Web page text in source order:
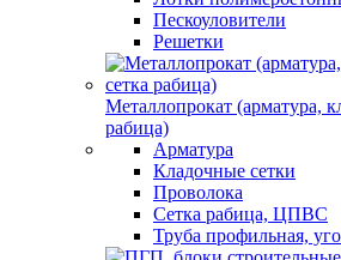
Пескоуловители
Решетки
Металлопрокат (арматура,
рабица)
Арматура
Кладочные сетки
Проволока
Сетка рабица, ЦПВС
Труба профильная,